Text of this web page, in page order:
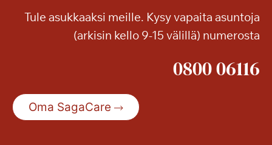
Tule asukkaaksi meille. Kysy vapaita asuntoja
(arkisin kello 9-15 välillä) numerosta
0800 06116
Oma SagaCare